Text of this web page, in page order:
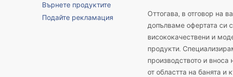
Върнете продуктите
Подайте рекламация
Оттогава, в отговор на
допълваме офертата си
висококачествени и
продукти.
производството и вноса
от областта на банята и